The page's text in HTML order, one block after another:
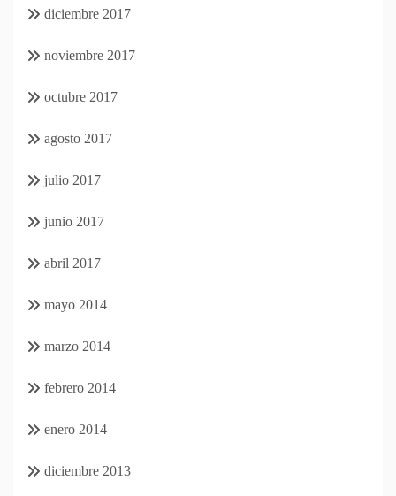
diciembre 2017
noviembre 2017
octubre 2017
agosto 2017
julio 2017
junio 2017
abril 2017
mayo 2014
marzo 2014
febrero 2014
enero 2014
diciembre 2013